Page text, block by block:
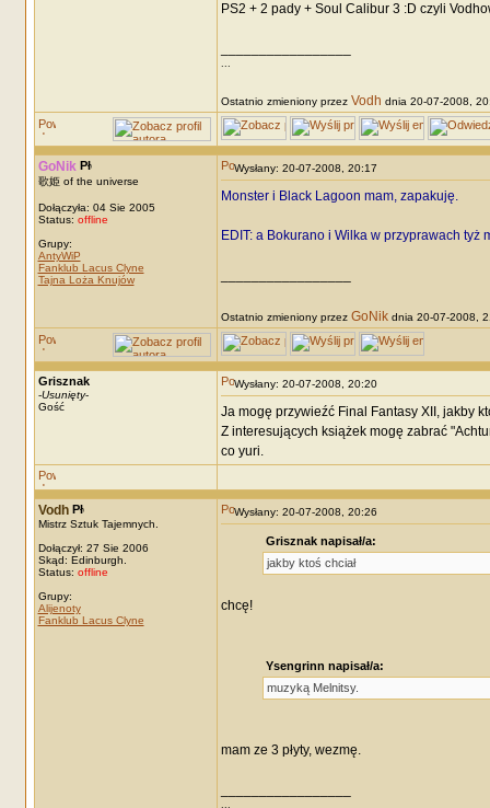
PS2 + 2 pady + Soul Calibur 3 :D czyli
...
Ostatnio zmieniony przez Vodh dnia 20-07-2008,
GoNik
歌姫 of the universe
Dołączyła: 04 Sie 2005
Status: offline
Grupy:
AntyWiP
Fanklub Lacus Clyne
Tajna Loża Knujów
Wysłany: 20-07-2008, 20:17
Monster i Black Lagoon mam, zapakuję.
EDIT: a Bokurano i Wilka w przyprawach tyż
Ostatnio zmieniony przez GoNikdnia 20-07-2008,
Grisznak
-Usunięty-
Gość
Wysłany: 20-07-2008, 20:20
Ja mogę przywieźć Final Fantasy XII, jakby
Z interesujących książek mogę zabrać
co yuri.
Vodh
Mistrz Sztuk Tajemnych.
Dołączył: 27 Sie 2006
Skąd: Edinburgh.
Status: offline
Grupy:
Alijenoty
Fanklub Lacus Clyne
Wysłany: 20-07-2008, 20:26
Grisznak napisał/a:
jakby ktoś chciał
chcę!
Ysengrinn napisał/a:
muzyką Melnitsy.
mam ze 3 płyty, wezmę.
...